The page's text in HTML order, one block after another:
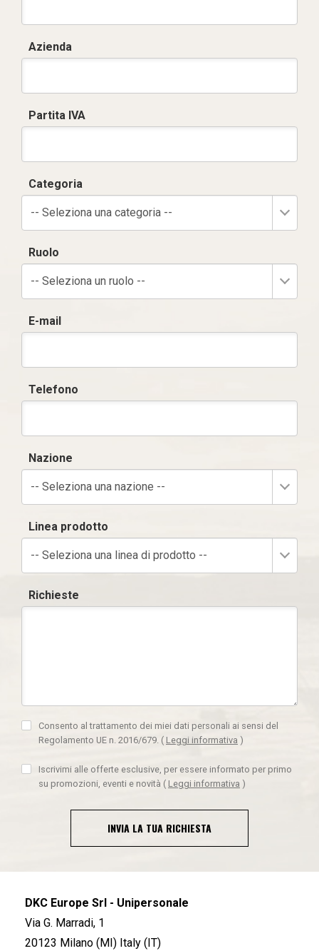
Azienda
Partita IVA
Categoria
-- Seleziona una categoria --
Ruolo
-- Seleziona un ruolo --
E-mail
Telefono
Nazione
-- Seleziona una nazione --
Linea prodotto
-- Seleziona una linea di prodotto --
Richieste
Consento al trattamento dei miei dati personali ai sensi del
Regolamento UE n. 2016/679. ( Leggi informativa )
Iscrivimi alle offerte esclusive, per essere informato per primo
su promozioni, eventi e novità ( Leggi informativa )
INVIA LA TUA RICHIESTA
DKC Europe Srl - Unipersonale
Via G. Marradi, 1
20123 Milano (MI) Italy (IT)